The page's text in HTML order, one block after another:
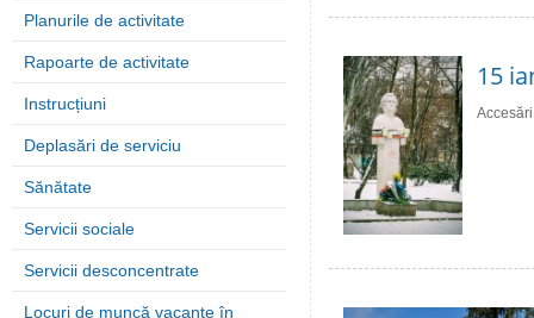
Planurile de activitate
Rapoarte de activitate
Instrucțiuni
Deplasări de serviciu
Sănătate
Servicii sociale
Servicii desconcentrate
Locuri de muncă vacante în
15